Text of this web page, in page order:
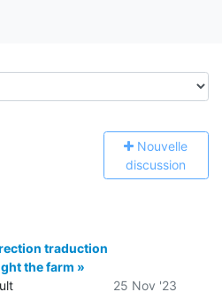
Nouvelle
discussion
traduction
the farm »
25 Nov '23